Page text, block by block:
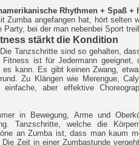
Rhythmen + Spaß +
Zumba angefangen hat, hört
Party, bei der man nebenbei Sport
stärkt die Kondition
Tanzschritte sind so gehalten,
ist für Jedermann geeignet,
kann. Es gibt keinen Zwang,
Zu Klängen wie Merengue,
aber effektive
in Bewegung, Arme und
Tanzschritte, welche die
an Zumba ist, dass man kaum
Zeit in einer Zumbastunde